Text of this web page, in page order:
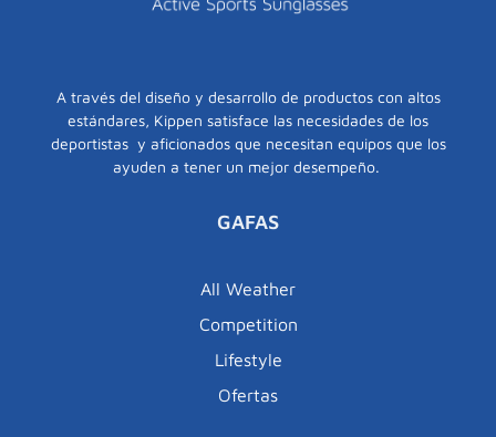
A través del diseño y desarrollo de productos con altos
estándares, Kippen satisface las necesidades de los
deportistas y aficionados que necesitan equipos que los
ayuden a tener un mejor desempeño.
GAFAS
All Weather
Competition
Lifestyle
Ofertas